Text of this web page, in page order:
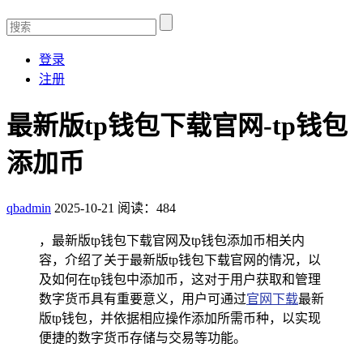
登录
注册
最新版tp钱包下载官网-tp钱包
添加币
qbadmin 2025-10-21 阅读：484
，最新版tp钱包下载官网及tp钱包添加币相关内
容，介绍了关于最新版tp钱包下载官网的情况，以
及如何在tp钱包中添加币，这对于用户获取和管理
数字货币具有重要意义，用户可通过官网下载最新
版tp钱包，并依据相应操作添加所需币种，以实现
便捷的数字货币存储与交易等功能。